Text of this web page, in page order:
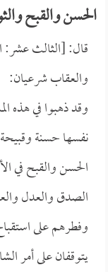
الحسن والقبح
قال: [الثالث عشر:
والعقاب شرعيان:
وقد ذهبوا في هذه
نفسها حسنة
الحسن والقبح في
الصدق والعدل
وفطرهم على
يتوقفان على أمر